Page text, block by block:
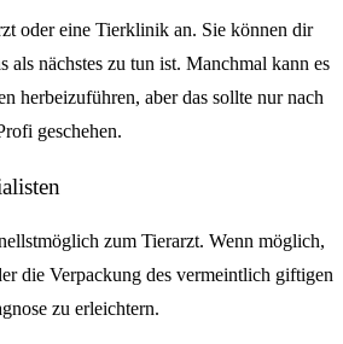
oder eine Tierklinik an. Sie können dir
als nächstes zu tun ist. Manchmal kann es
herbeizuführen, aber das sollte nur nach
geschehen.
zum Tierarzt. Wenn möglich,
die Verpackung des vermeintlich giftigen
zu erleichtern.